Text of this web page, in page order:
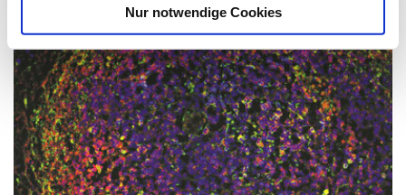
Nur notwendige Cookies